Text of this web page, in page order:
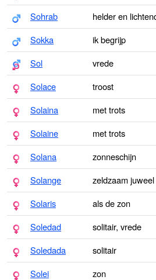
Sohrab
helder en
Sokka
ik begrijp
Sol
vrede
Solace
troost
Solaina
met trots
Solaine
met trots
Solana
zonneschijn
Solange
zeldzaam juweel
Solaris
als de zon
Soledad
solitair, vrede
Soledada
solitair
Solei
zon